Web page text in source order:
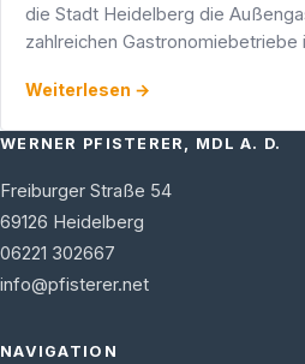
die Stadt Heidelberg die
zahlreichen Gastronomiebetriebe
Weiterlesen →
WERNER PFISTERER, MDL A. D.
Freiburger Straße 54
69126 Heidelberg
06221 302667
info@pfisterer.net
NAVIGATION